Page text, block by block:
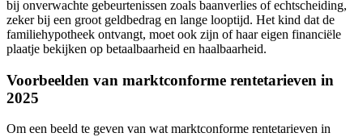
bij onverwachte gebeurtenissen zoals baanverlies of echtscheiding,
zeker bij een groot geldbedrag en lange looptijd. Het kind dat de
familiehypotheek ontvangt, moet ook zijn of haar eigen financiële
plaatje bekijken op betaalbaarheid en haalbaarheid.
Voorbeelden van marktconforme rentetarieven in
2025
Om een beeld te geven van wat marktconforme rentetarieven in